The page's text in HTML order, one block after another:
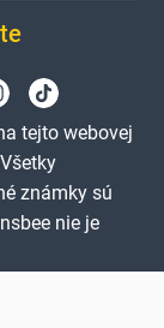
tejto webovej
známky sú
nie je